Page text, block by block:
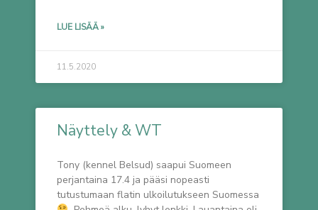
LUE LISÄÄ »
11.5.2020
Näyttely & WT
Tony (kennel Belsud) saapui Suomeen
perjantaina 17.4 ja pääsi nopeasti
tutustumaan flatin ulkoilutukseen Suomessa